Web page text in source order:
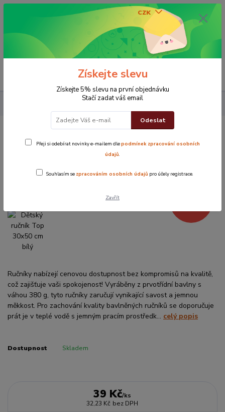
CZK
0 Kč
Dětský ručník Top 30x50 cm bílý
Ručníky nabízejí cenovou dostupnost bez kompromisů na kvalitě,
což zajišťuje vaši spokojenost! Vyráběny z prvotřídní bavlny s
váhou 380 g, tyto ručníky zaručují vynikající savost a jemnou
měkkost. Pro zachování kvality bavlněných ručníků se doporučuje
prát je v teplé vodě s jemným pracím prostředk... celý popis
Dostupnost Skladem
39 Kč/ks
32,23 Kč bez DPH
Získejte slevu
Získejte 5% slevu na první objednávku
Stačí zadat váš email
Odeslat
Přeji si odebírat novinky e-mailem dlepodmínek zpracování osobních
údajů.
Souhlasím se zpracováním osobních údajů pro účely registrace.
Zavřít